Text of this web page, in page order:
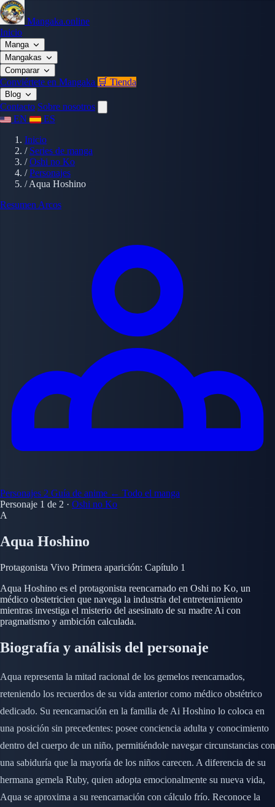
Mangaka.online
Inicio
Manga
Mangakas
Comparar
Conviértete en Mangaka 🛒 Tienda
Blog
Contacto Sobre nosotros
EN
ES
Inicio
/ Series de manga
/ Oshi no Ko
/ Personajes
/ Aqua Hoshino
Resumen Arcos
Personajes 2 Guía de anime ← Todo el manga
Personaje 1 de 2 · Oshi no Ko
A
Aqua Hoshino
Protagonista Vivo Primera aparición: Capítulo 1
Aqua Hoshino es el protagonista reencarnado en Oshi no Ko, un
médico obstetricien que navega la industria del entretenimiento
mientras investiga el misterio del asesinato de su madre Ai con
pragmatismo y ambición calculada.
Biografía y análisis del personaje
Aqua representa la mitad racional de los gemelos reencarnados,
reteniendo los recuerdos de su vida anterior como médico obstétrico
dedicado. Su reencarnación en la familia de Ai Hoshino lo coloca en
una posición sin precedentes: posee conciencia adulta y conocimiento
dentro del cuerpo de un niño, permitiéndole navegar circunstancias con
una sabiduría que la mayoría de los niños carecen. A diferencia de su
hermana gemela Ruby, quien adopta emocionalmente su nueva vida,
Aqua se aproxima a su reencarnación con cálculo frío. Reconoce la